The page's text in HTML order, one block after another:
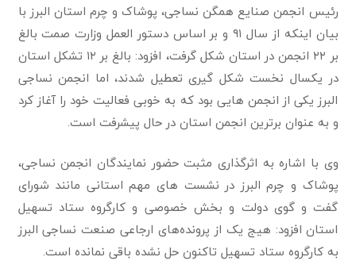
رئیس انجمن صنایع همگن نساجی، پوشاک و چرم استان البرز با
بیان اینکه از سال ۹۱ و بر اساس دستور العمل وزارت صمت بالغ
بر ۲۲ انجمن در استان شکل گرفت، افزود: بالغ بر ۱۲ تشکل استان
در یکسال نخست شکل گیری تعطیل شدند، اما انجمن نساجی
البرز یکی از انجمن هایی بود که به خوبی فعالیت خود را آغاز کرد
و به عنوان برترین انجمن استان در حال پیشرفت است.
وی با اشاره به اثرگذاری مثبت حضور نمایندگان انجمن نساجی،
پوشاک و چرم البرز در نشست های مهم استانی مانند شورای
گفت و گوی دولت و بخش خصوصی و کارگروه ستاد تسهیل
استان افزود: هیج یک از پرونده‌های ارجاعی صنعت نساجی البرز
به کارگروه ستاد تسهیل تاکنون حل نشده باقی نمانده است.